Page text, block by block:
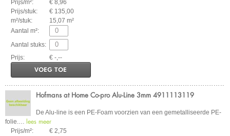
Prijs/m²:
€ 8,96
Prijs/stuk:
€ 135,00
m²/stuk:
15,07 m²
Aantal m²:
Aantal stuks:
Prijs:
€ -,--
VOEG TOE
Hofmans at Home Co-pro Alu-Line 3mm 4911113119
De Alu-line is een PE-Foam voorzien van een gemetalliseerde PE-
folie.
lees meer
Prijs/m²:
€ 2,75